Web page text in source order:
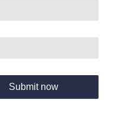
Submit now